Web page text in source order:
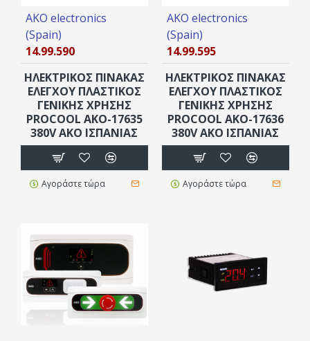
AKO electronics
(Spain)
14.99.590
HΛEKΤΡΙΚΟΣ ΠINΑΚΑΣ
ΕΛΕΓΧΟΥ ΠΛΑΣΤΙΚΟΣ
ΓΕΝΙΚΗΣ ΧΡΗΣΗΣ
PROCOOL AKO-17635
380V AKO ΙΣΠΑΝΊΑΣ
Αγοράστε τώρα
AKO electronics
(Spain)
14.99.595
HΛEKΤΡΙΚΟΣ ΠINΑΚΑΣ
ΕΛΕΓΧΟΥ ΠΛΑΣΤΙΚΟΣ
ΓΕΝΙΚΗΣ ΧΡΗΣΗΣ
PROCOOL AKO-17636
380V AKO ΙΣΠΑΝΊΑΣ
Αγοράστε τώρα